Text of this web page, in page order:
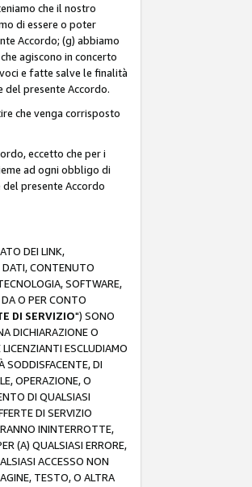
che il nostro
di essere o poter
Accordo; (g) abbiamo
agiscono in concerto
e fatte salve le finalità
del presente Accordo.
che venga corrisposto
eccetto che per i
ad ogni obbligo di
presente Accordo
DEI LINK,
DATI, CONTENUTO
SOFTWARE,
O PER CONTO
DI SERVIZIO") SONO
DICHIARAZIONE O
ESCLUDIAMO
SODDISFACENTE, DI
OPERAZIONE, O
DI QUALSIASI
DI SERVIZIO
ININTERROTTE,
(A) QUALSIASI ERRORE,
ACCESSO NON
TESTO, O ALTRA